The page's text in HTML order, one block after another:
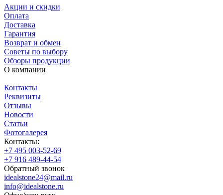
Акции и скидки
Оплата
Доставка
Гарантия
Возврат и обмен
Советы по выбору
Обзоры продукции
О компании
Контакты
Реквизиты
Отзывы
Новости
Статьи
Фотогалерея
Контакты:
+7 495 003-52-69
+7 916 489-44-54
Обратный звонок
idealstone24@mail.ru
info@idealstone.ru